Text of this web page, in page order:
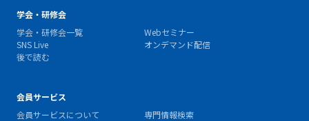
学会・研修会
学会・研修会一覧
Webセミナー
SNS Live
オンデマンド配信
後で読む
会員サービス
会員サービスについて
専門情報検索